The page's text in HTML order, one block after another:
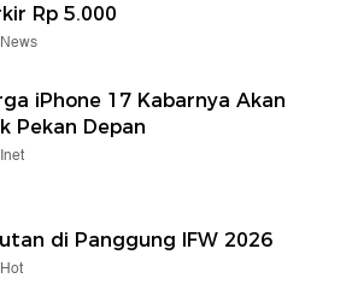
Rp 5.000
iPhone 17 Kabarnya Akan
Pekan Depan
di Panggung IFW 2026